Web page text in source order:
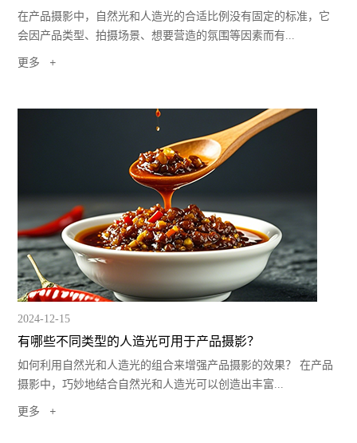
在产品摄影中，自然光和人造光的合适比例没有固定的标准，它
会因产品类型、拍摄场景、想要营造的氛围等因素而有...
更多
2024-12-15
有哪些不同类型的人造光可用于产品摄影？
如何利用自然光和人造光的组合来增强产品摄影的效果？ 在产品
摄影中，巧妙地结合自然光和人造光可以创造出丰富...
更多